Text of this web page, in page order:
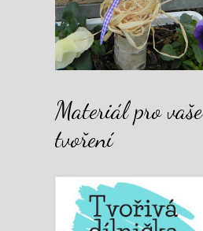
Materiál pro vaše
tvoření